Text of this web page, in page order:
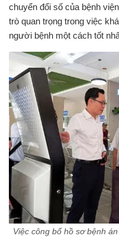
chuyển đổi số của bệnh
trò quan trọng trong việc
người bệnh một cách tốt
Việc công bố hồ sơ bệnh